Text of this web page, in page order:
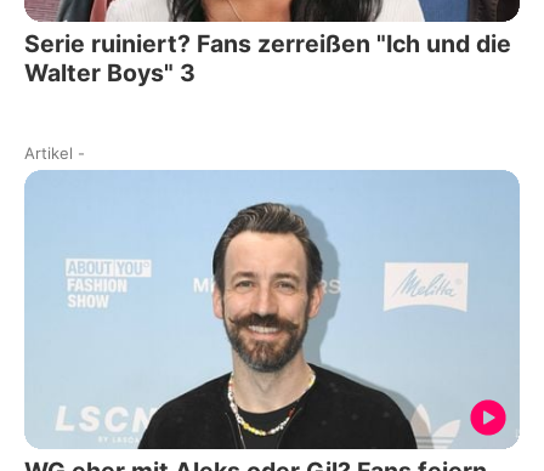
Serie ruiniert? Fans zerreißen "Ich und die
Walter Boys" 3
Artikel -